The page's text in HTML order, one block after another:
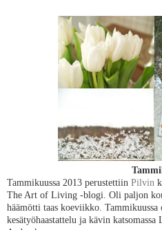
Tammikuussa 2013 perustettiin Pilvin
The Art of Living -blogi. Oli paljon
häämötti taas koeviikko.
kesätyöhaastattelu ja kävin